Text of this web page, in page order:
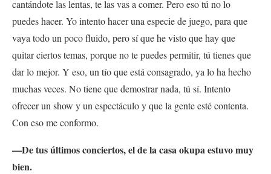
cantándote las lentas, te las vas a comer. Pero eso tú no lo
puedes hacer. Yo intento hacer una especie de juego, para que
vaya todo un poco fluido, pero sí que he visto que hay que
quitar ciertos temas, porque no te puedes permitir, tú tienes que
dar lo mejor. Y eso, un tío que está consagrado, ya lo ha hecho
muchas veces. No tiene que demostrar nada, tú sí. Intento
ofrecer un show y un espectáculo y que la gente esté contenta.
Con eso me conformo.
—De tus últimos conciertos, el de la casa okupa estuvo muy
bien.